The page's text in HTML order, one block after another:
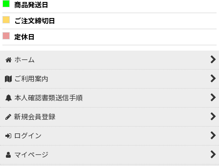
商品発送日
ご注文締切日
定休日
ホーム
ご利用案内
本人確認書類送信手順
新規会員登録
ログイン
マイページ